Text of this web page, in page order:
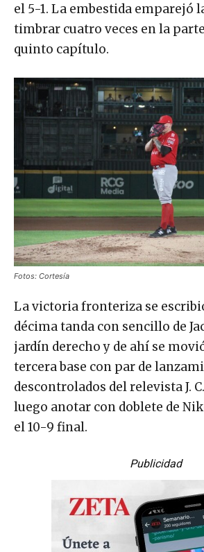
el 5-1. La embestida emparejó
timbrar cuatro veces en la
quinto capítulo.
Fotos: Cortesía
La victoria fronteriza se
décima tanda con sencillo de
jardín derecho y de ahí se
tercera base con par de
descontrolados del relevista J.
luego anotar con doblete de
el 10-9 final.
Publicidad